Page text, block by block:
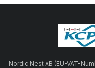
Nordic Nest AB (EU-VAT-